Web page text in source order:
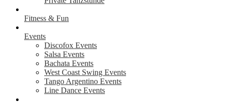
Fitness & Fun
Events
Discofox Events
Salsa Events
Bachata Events
West Coast Swing Events
Tango Argentino Events
Line Dance Events